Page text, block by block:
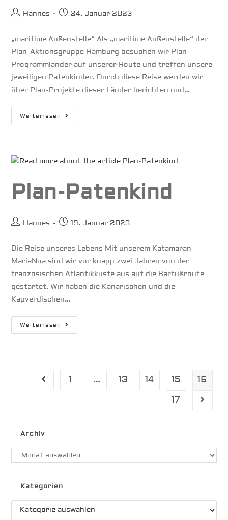
Beitrags-
Hannes
Beitrag
24. Januar 2023
„maritime Außenstelle“ Als „maritime Außenstelle“ der
Plan-Aktionsgruppe Hamburg besuchen wir Plan-
Programmländer auf unserer Route und treffen unsere
jeweiligen Patenkinder. Durch diese Reise werden wir
über Plan-Projekte dieser Länder berichten und…
Weiterlesen Plan-
Projekte
Plan-Patenkind
Beitrags-
Hannes
Beitrag
19. Januar 2023
Die Reise unseres Lebens Mit unserem Katamaran
MariaNoa sind wir vor knapp zwei Jahren von der
französischen Atlantikküste aus auf die Barfußroute
gestartet. Wir haben die Kanarischen und die
Kapverdischen…
Weiterlesen Plan-
Patenkind
Gehe zur vorherigen Seite
1 … 13 14 15
16
17
Gehe
Archiv
Archiv
Kategorien
Kategorien